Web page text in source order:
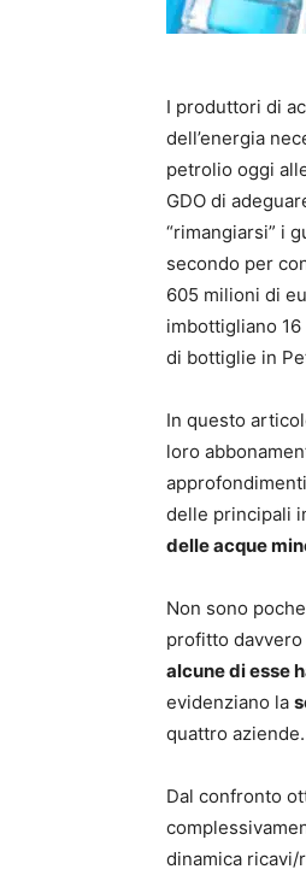
I produttori di
dell’energia
petrolio oggi
GDO di
“rimangiarsi” i
secondo per
605 milioni di
imbottigliano
di bottiglie in
In questo
loro
delle principali
delle acque
Non sono
profitto davvero
alcune di esse
evidenziano la
quattro aziende.
Dal confronto
dinamica ricavi/